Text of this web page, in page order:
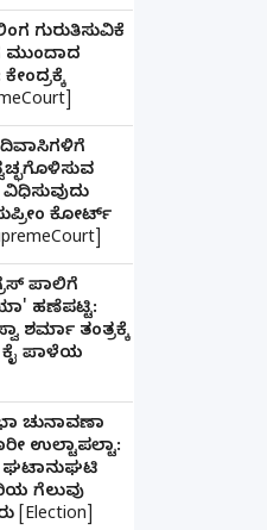
ಗುರುತಿಸುವಿಕೆ
ಮುಂದಾದ
ಕೋರ್ಟ್
ಪಾಲಿಗೆ
ಹಣೆಪಟ್ಟಿ:
ಶರ್ಮಾ ತಂತ್ರಕ್ಕೆ
ಪಾಳೆಯ
ಚುನಾವಣಾ
ಉಲ್ಟಾಪಲ್ಟಾ:
ಗೆಲುವು
[Election]